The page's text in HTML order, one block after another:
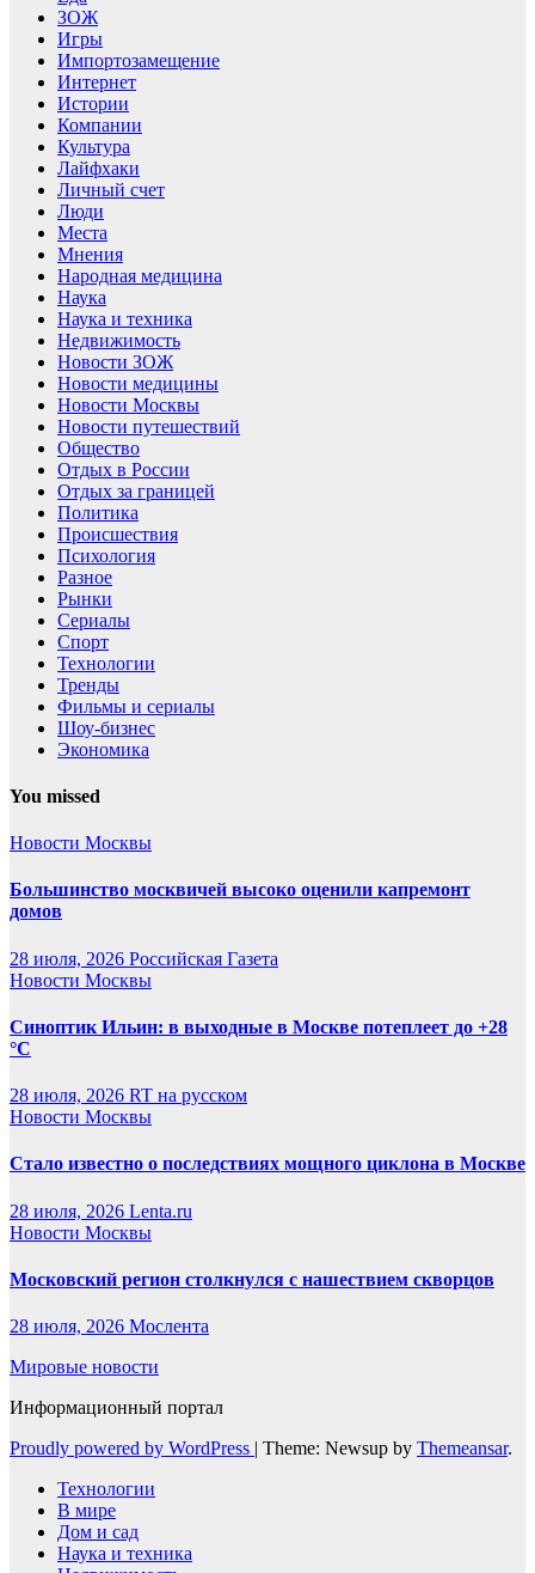
ЗОЖ
Игры
Импортозамещение
Интернет
Истории
Компании
Культура
Лайфхаки
Личный счет
Люди
Места
Мнения
Народная медицина
Наука
Наука и техника
Недвижимость
Новости ЗОЖ
Новости медицины
Новости Москвы
Новости путешествий
Общество
Отдых в России
Отдых за границей
Политика
Происшествия
Психология
Разное
Рынки
Сериалы
Спорт
Технологии
Тренды
Фильмы и сериалы
Шоу-бизнес
Экономика
You missed
Новости Москвы
Большинство москвичей высоко оценили капремонт
домов
28 июля, 2026 Российская Газета
Новости Москвы
Синоптик Ильин: в выходные в Москве потеплеет до +28
°C
28 июля, 2026 RT на русском
Новости Москвы
Стало известно о последствиях мощного циклона в Москве
28 июля, 2026 Lenta.ru
Новости Москвы
Московский регион столкнулся с нашествием скворцов
28 июля, 2026 Мослента
Мировые новости
Информационный портал
Proudly powered by WordPress | Theme: Newsup by Themeansar.
Технологии
В мире
Дом и сад
Наука и техника